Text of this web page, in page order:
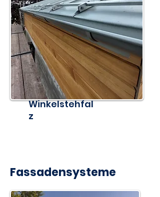
Winkelstehfal
z
Fassadensysteme